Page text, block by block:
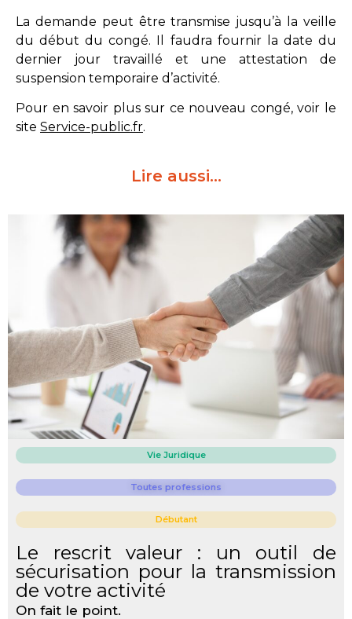
La demande peut être transmise jusqu’à la veille
du début du congé. Il faudra fournir la date du
dernier jour travaillé et une attestation de
suspension temporaire d’activité.
Pour en savoir plus sur ce nouveau congé, voir le
site Service-public.fr.
Lire aussi…​
Vie Juridique
Toutes professions
Débutant
Le rescrit valeur : un outil de
sécurisation pour la transmission
de votre activité
On fait le point.